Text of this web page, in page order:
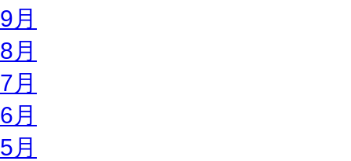
9月
8月
7月
6月
5月